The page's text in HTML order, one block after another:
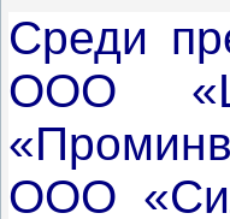
Среди
ООО
ООО